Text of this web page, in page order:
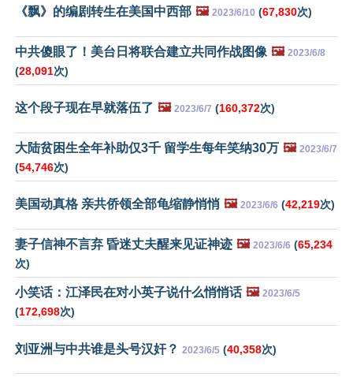
《飘》的编剧转生在美国中西部 🖼️ 2023/6/10 (67,830次)
中共傻眼了！美台日将联合建立共同作战图像 🖼️ 2023/6/8
(28,091次)
这个段子现在早就落伍了 🖼️ 2023/6/7 (160,372次)
大陆贫困生全年补助仅3千 留学生每年笑纳30万 🖼️ 2023/6/7
(54,746次)
美国动真格 亲共侨领全部龟缩静悄悄 🖼️ 2023/6/6 (42,219次)
妻子信神不言弃 昏迷丈夫醒来见证神迹 🖼️ 2023/6/6 (65,234
次)
小笑话：江泽民在对小英子说什么悄悄话 🖼️ 2023/6/5
(172,698次)
刘亚洲与中共谁是头号汉奸？ 2023/6/5 (40,358次)